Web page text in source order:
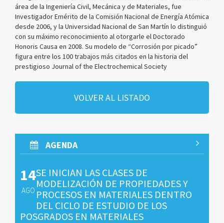
área de la Ingeniería Civil, Mecánica y de Materiales, fue
Investigador Emérito de la Comisión Nacional de Energía Atómica
desde 2006, y la Universidad Nacional de San Martín lo distinguió
con su máximo reconocimiento al otorgarle el Doctorado
Honoris Causa en 2008. Su modelo de “Corrosión por picado”
figura entre los 100 trabajos más citados en la historia del
prestigioso Journal of the Electrochemical Society
VOLVER AL LISTADO
AGENDA
14
AGO
SE INICIAN LAS CLASES DE
MODELIZACIÓN DE PROPIEDADES Y
PROCESOS EN MATERIALES DENTRO
DEL CICLO DE ESTUDIO DE LOS
POSGRADOS EN MATERIALES